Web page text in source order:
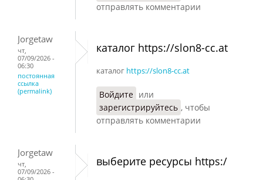
отправлять комментарии
Jorgetaw
чт,
07/09/2026 -
06:30
постоянная
ссылка
(permalink)
каталог https://slon8-cc.at
каталог https://slon8-cc.at
Войдите или
зарегистрируйтесь , чтобы
отправлять комментарии
Jorgetaw
чт,
07/09/2026 -
выберите ресурсы https:/